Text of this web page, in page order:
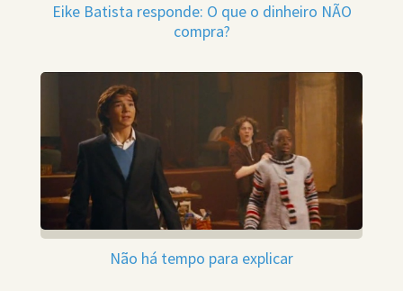
Eike Batista responde: O que o dinheiro NÃO
compra?
Não há tempo para explicar